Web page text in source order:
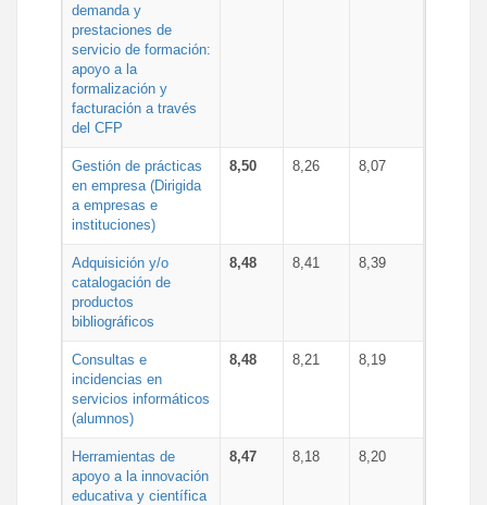
demanda y
prestaciones de
servicio de formación:
apoyo a la
formalización y
facturación a través
del CFP
Gestión de prácticas
en empresa (Dirigida
a empresas e
instituciones)
8,50 8,26 8,07
Adquisición y/o
catalogación de
productos
bibliográficos
8,48 8,41 8,39
Consultas e
incidencias en
servicios informáticos
(alumnos)
8,48 8,21 8,19
Herramientas de
apoyo a la innovación
educativa y científica
8,47 8,18 8,20